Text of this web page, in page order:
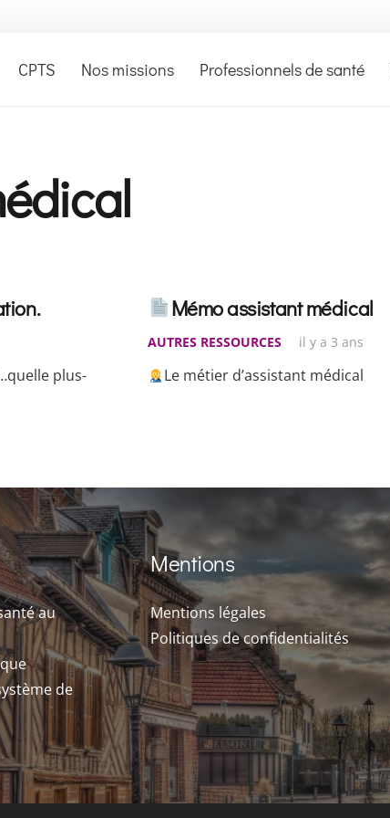
CPTS Nos missions Professionnels de santé
plus-
Mémo assistant médical
AUTRES RESSOURCES il y a 3 ans
Le métier d’assistant médical
au
de
Mentions
Mentions légales
Politiques de confidentialités